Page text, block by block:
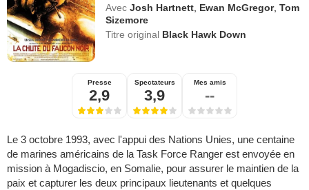
Avec Josh Hartnett, Ewan McGregor,Tom
Sizemore
Titre original Black Hawk Down
Presse
2,9
Spectateurs
3,9
Mes amis
--
Le 3 octobre 1993, avec l'appui des Nations Unies, une centaine
de marines américains de la Task Force Ranger est envoyée en
mission à Mogadiscio, en Somalie, pour assurer le maintien de la
paix et capturer les deux principaux lieutenants et quelques